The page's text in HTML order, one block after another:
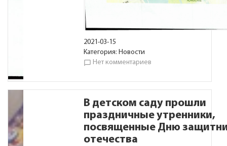
2021-03-15
Категория: Новости
chat_bubble_outline Нет комментариев
В детском саду прошли
праздничные утренники,
посвященные Дню
отечества